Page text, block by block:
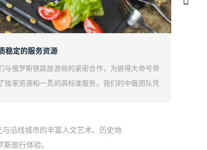
稳定的服务资源
与俄罗斯铁路旅游局的紧密合作，为彼得大帝号带
独家资源和一贯的高标准服务。我们的中俄团队凭
忘且独特的俄罗斯旅行体验。
沿线城市的丰富人文艺术、历史地
旅行体验。